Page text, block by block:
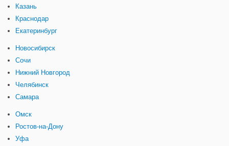
Казань
Краснодар
Екатеринбург
Новосибирск
Сочи
Нижний Новгород
Челябинск
Самара
Омск
Ростов-на-Дону
Уфа